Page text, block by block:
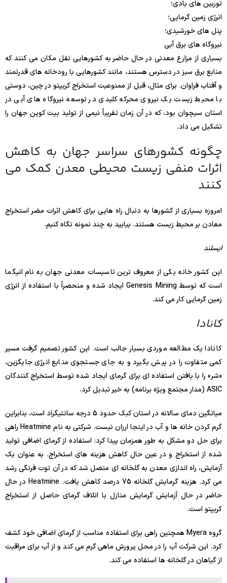
توربین های بادی؛
انرژی زمین گرمایی؛
پنل های خورشیدی؛
نیروگاه های برق آبی
بسیاری از مزارع معدنی در حال حاضر به کشورهایی نقل مکان می کنند که
منابع برق سبز در دسترس هستند، مانند کشورهایی با رودخانه های قدرتمند
و آفتاب فراوان. برای مثال، قبل از ممنوعیت استخراج کریپتو در چین، دوستی
با محیط زیست یک نیروی محرکه کلیدی در توسعه نیروگاه های آبی در
استان سیچوان بود، که در آن زمان تقریباً نیمی از تولید بیت کوین جهان را
تشکیل می داد.
چگونه کشورهای سراسر جهان به کاهش
اثرات منفی زیست محیطی معدن کمک می
کنند
امروزه بسیاری از کشورها به دنبال راه هایی برای کاهش اثرات مضر استخراج
معادن بر محیط زیست هستند. بیایید به چند نمونه نگاه کنیم.
ایسلند
این کشور خانه یکی از معروف ترین تاسیسات معدنی جهان به نام انیگما
است که توسط Genesis Mining ایجاد شده و منحصراً با استفاده از انرژی
زمین گرمایی کار می کند.
کانادا
کانادا یک مطالعه موردی بسیار جالب است. این کشور تصمیم گرفت مسیر
کمی متفاوت را در پیش بگیرد و به جای جستجوی منابع انرژی جایگزین،
«شر» را با یافتن استفاده ای برای گرمای ایجاد شده توسط استخراج کنندگان
ASIC (مدار مجتمع ویژه برنامه) به خیر تبدیل کرد.
میانگین دمای سالانه در استان کبک حدود 5 درجه سانتیگراد است، بنابراین
گرم کردن خانه ها و آب در اینجا ارزان نیست. شرکتی به نام Heatmine راهی
برای حل دو مشکل به طور همزمان پیدا کرد: استفاده از گرمای اضافی تولید
شده از استخراج و در عین حال کاهش هزینه های استخراج. به عنوان یک
آزمایش، راه اندازی معدن به گلخانه ای متصل شد که در آن توت فرنگی رشد
می کرد. هزینه گرمایش گلخانه 75 درصد کاهش یافت. Heatmine در حال
حاضر در حال آزمایش گرمایش منازل با اتلاف گرمای حاصل از استخراج
کریپتو است.
گروه Myera همچنین راهی برای استفاده مناسب از گرمای اضافی خود کشف
کرد. این شرکت آب را در محل پرورش ماهی گرم می کند و از آب برای مراقبت
از گیاهان در گلخانه ها استفاده می کند.